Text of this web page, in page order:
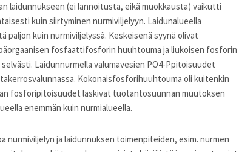
laidunnukseen (ei lannoitusta, eikä muokkausta) vaikutti
kuin siirtyminen nurmiviljelyyn. Laidunalueella
kuin nurmiviljelyssä. Keskeisenä syynä olivat
fosfaattifosforin huuhtouma ja liukoisen fosforin
Laidunnurmella valumavesien PO4-Ppitoisuudet
Kokonaisfosforihuuhtouma oli kuitenkin
fosforipitoisuudet laskivat tuotantosuunnan muutoksen
enemmän kuin nurmialueella.
nurmiviljelyn ja laidunnuksen toimenpiteiden, esim. nurmen